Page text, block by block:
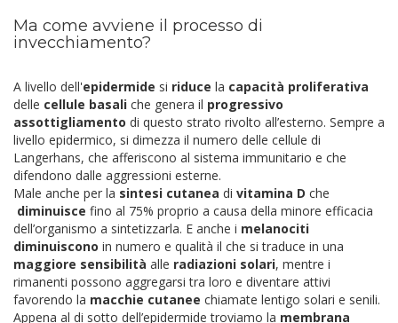
Ma come avviene il processo di
invecchiamento?
A livello dell'epidermide si riduce la capacità proliferativa
delle cellule basali che genera il progressivo
assottigliamento di questo strato rivolto all’esterno. Sempre a
livello epidermico, si dimezza il numero delle cellule di
Langerhans, che afferiscono al sistema immunitario e che
difendono dalle aggressioni esterne.
Male anche per la sintesi cutanea di vitamina D che
diminuisce fino al 75% proprio a causa della minore efficacia
dell’organismo a sintetizzarla. E anche i melanociti
diminuiscono in numero e qualità il che si traduce in una
maggiore sensibilità alle radiazioni solari, mentre i
rimanenti possono aggregarsi tra loro e diventare attivi
favorendo la macchie cutanee chiamate lentigo solari e senili.
Appena al di sotto dell’epidermide troviamo la membrana